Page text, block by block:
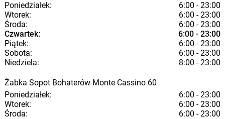
Poniedziałek:
6:00 - 23:00
Wtorek:
6:00 - 23:00
Środa:
6:00 - 23:00
Czwartek:
6:00 - 23:00
Piątek:
6:00 - 23:00
Sobota:
6:00 - 23:00
Niedziela:
8:00 - 23:00
Żabka Sopot Bohaterów Monte Cassino 60
Poniedziałek:
6:00 - 23:00
Wtorek:
6:00 - 23:00
Środa:
6:00 - 23:00